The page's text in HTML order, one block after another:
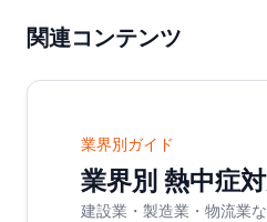
関連コンテンツ
業界別ガイド
業界別 熱中症
建設業・製造業・物流業